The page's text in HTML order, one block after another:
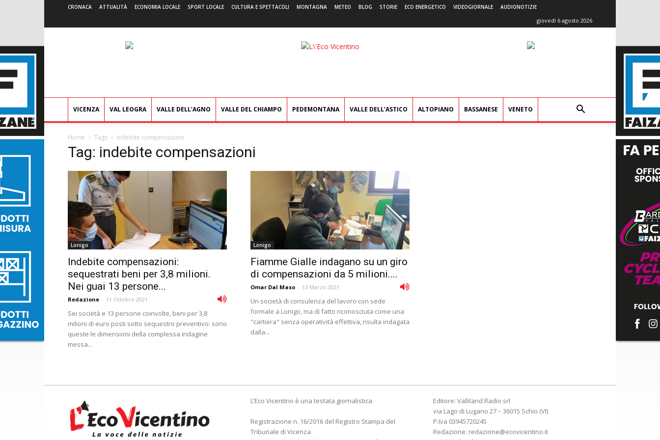
CRONACA ATTUALITÀ ECONOMIA LOCALE SPORT LOCALE CULTURA E SPETTACOLI MONTAGNA METEO BLOG STORIE ECO ENERGETICO VIDEOGIORNALE AUDIONOTIZIE
giovedì 6 agosto 2026
L'Eco
VICENZA VAL LEOGRA VALLE DELL’AGNO VALLE DEL CHIAMPO PEDEMONTANA VALLE DELL’ASTICO ALTOPIANO BASSANESE VENETO
Home Tags Indebite compensazioni
Tag: indebite compensazioni
Lonigo
Indebite compensazioni:
sequestrati beni per 3,8 milioni.
Nei guai 13 persone...
Redazione - 11 Ottobre 2021
Sei società e 13 persone coinvolte, beni per 3,8
milioni di euro posti sotto sequestro preventivo: sono
queste le dimensioni della complessa indagine
messa...
Lonigo
Fiamme Gialle indagano su un giro
di compensazioni da 5 milioni....
Omar Dal Maso - 13 Marzo 2021
Un società di consulenza del lavoro con sede
formale a Lonigo, ma di fatto riconosciuta come una
"cartiera" senza operatività effettiva, risulta indagata
dalla...
L’Eco Vicentino è una testata giornalistica
Registrazione n. 16/2016 del Registro Stampa del
Tribunale di Vicenza
Editore: Valliland Radio srl
via Lago di Lugano 27 – 36015 Schio (VI)
P.Iva 03945720245
Redazione: redazione@ecovicentino.it